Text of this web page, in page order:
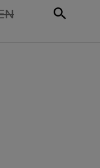
PAGE IS NOT